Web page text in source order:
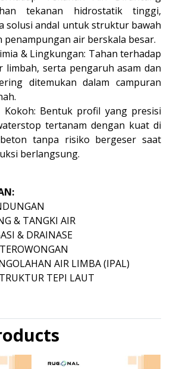
tekanan hidrostatik tinggi,
solusi andal untuk struktur bawah
penampungan air berskala besar.
& Lingkungan: Tahan terhadap
limbah, serta pengaruh asam dan
ditemukan dalam campuran
Kokoh: Bentuk profil yang presisi
tertanam dengan kuat di
tanpa risiko bergeser saat
berlangsung.
& TANGKI AIR
& DRAINASE
AIR LIMBA (IPAL)
TEPI LAUT